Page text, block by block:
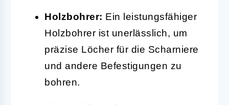
Holzbohrer: Ein leistungsfähiger
Holzbohrer ist unerlässlich, um
präzise Löcher für die Scharniere
und andere Befestigungen zu
bohren.